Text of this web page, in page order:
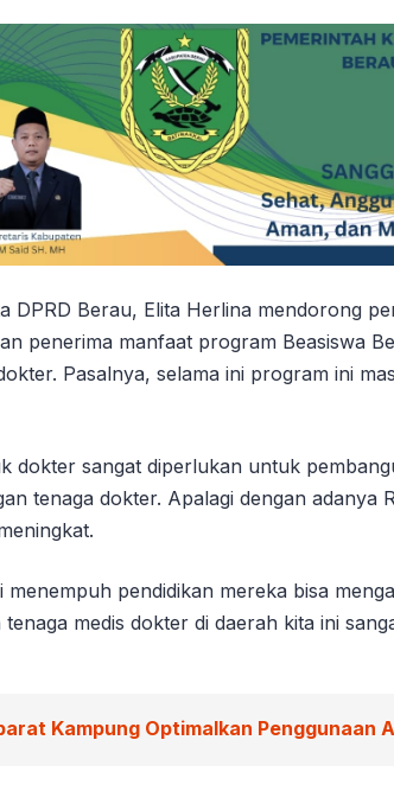
DPRD Berau, Elita Herlina mendorong
penerima manfaat program Beasiswa
Pasalnya, selama ini program ini
dokter sangat diperlukan untuk
tenaga dokter. Apalagi dengan adanya
menempuh pendidikan mereka bisa
medis dokter di daerah kita ini
Kampung Optimalkan Penggunaan